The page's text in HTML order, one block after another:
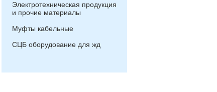
Электротехническая продукция
и прочие материалы
Муфты кабельные
СЦБ оборудование для жд